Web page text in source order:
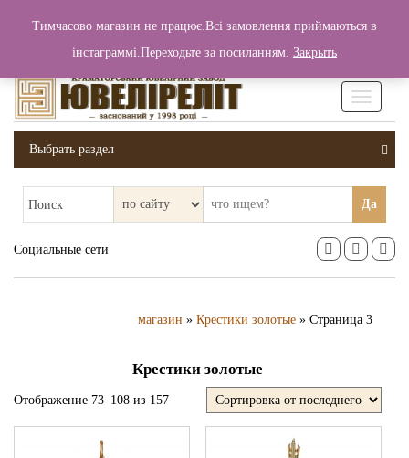
Вход / Регистрация 0 грн.
Выбрать раздел
Поиск Да
Социальные сети
магазин » Крестики золотые » Страница 3
Крестики золотые
Отображение 73–108 из 157
Тимчасово магазин не працює.Всі замовлення приймаються в
інстаграммі.Переходьте за посиланням. Закрыть